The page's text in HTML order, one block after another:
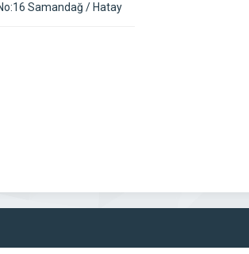
Samandağ / Hatay